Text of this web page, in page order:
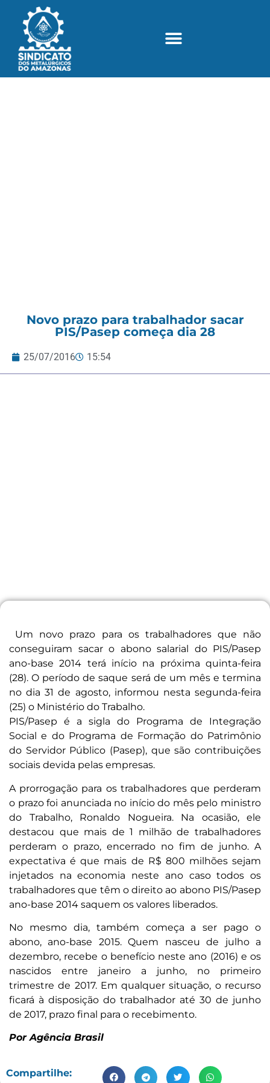
Novo prazo para trabalhador sacar
PIS/Pasep começa dia 28
25/07/2016 15:54
Um novo prazo para os trabalhadores que não
conseguiram sacar o abono salarial do PIS/Pasep
ano-base 2014 terá início na próxima quinta-feira
(28). O período de saque será de um mês e termina
no dia 31 de agosto, informou nesta segunda-feira
(25) o Ministério do Trabalho.
PIS/Pasep é a sigla do Programa de Integração
Social e do Programa de Formação do Patrimônio
do Servidor Público (Pasep), que são contribuições
sociais devida pelas empresas.
A prorrogação para os trabalhadores que perderam
o prazo foi anunciada no início do mês pelo ministro
do Trabalho, Ronaldo Nogueira. Na ocasião, ele
destacou que mais de 1 milhão de trabalhadores
perderam o prazo, encerrado no fim de junho. A
expectativa é que mais de R$ 800 milhões sejam
injetados na economia neste ano caso todos os
trabalhadores que têm o direito ao abono PIS/Pasep
ano-base 2014 saquem os valores liberados.
No mesmo dia, também começa a ser pago o
abono, ano-base 2015. Quem nasceu de julho a
dezembro, recebe o benefício neste ano (2016) e os
nascidos entre janeiro a junho, no primeiro
trimestre de 2017. Em qualquer situação, o recurso
ficará à disposição do trabalhador até 30 de junho
de 2017, prazo final para o recebimento.
Por Agência Brasil
Compartilhe: